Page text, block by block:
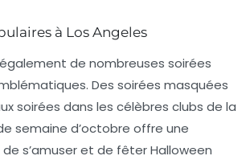
à Los Angeles
de nombreuses soirées
Des soirées masquées
soirées dans les célèbres clubs de la
semaine d’octobre offre une
s’amuser et de fêter Halloween